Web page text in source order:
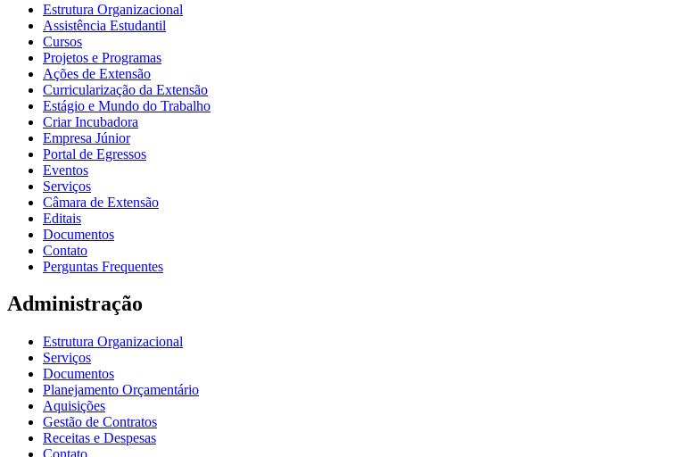
Estrutura Organizacional
Assistência Estudantil
Cursos
Projetos e Programas
Ações de Extensão
Curricularização da Extensão
Estágio e Mundo do Trabalho
Criar Incubadora
Empresa Júnior
Portal de Egressos
Eventos
Serviços
Câmara de Extensão
Editais
Documentos
Contato
Perguntas Frequentes
Administração
Estrutura Organizacional
Serviços
Documentos
Planejamento Orçamentário
Aquisições
Gestão de Contratos
Receitas e Despesas